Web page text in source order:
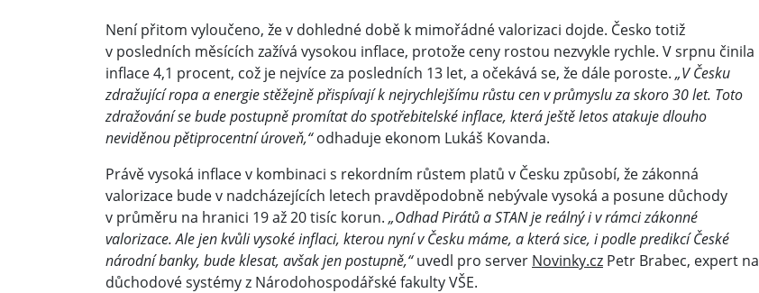
Není přitom vyloučeno, že v dohledné době k mimořádné valorizaci dojde. Česko totiž
v posledních měsících zažívá vysokou inflace, protože ceny rostou nezvykle rychle. V srpnu činila
inflace 4,1 procent, což je nejvíce za posledních 13 let, a očekává se, že dále poroste. „V Česku
zdražující ropa a energie stěžejně přispívají k nejrychlejšímu růstu cen v průmyslu za skoro 30 let. Toto
zdražování se bude postupně promítat do spotřebitelské inflace, která ještě letos atakuje dlouho
neviděnou pětiprocentní úroveň,“odhaduje ekonom Lukáš Kovanda.
Právě vysoká inflace v kombinaci s rekordním růstem platů v Česku způsobí, že zákonná
valorizace bude v nadcházejících letech pravděpodobně nebývale vysoká a posune důchody
v průměru na hranici 19 až 20 tisíc korun. „Odhad Pirátů a STAN je reálný i v rámci zákonné
valorizace. Ale jen kvůli vysoké inflaci, kterou nyní v Česku máme, a která sice, i podle predikcí České
národní banky, bude klesat, avšak jen postupně,“uvedl pro server Novinky.cz Petr Brabec, expert na
důchodové systémy z Národohospodářské fakulty VŠE.